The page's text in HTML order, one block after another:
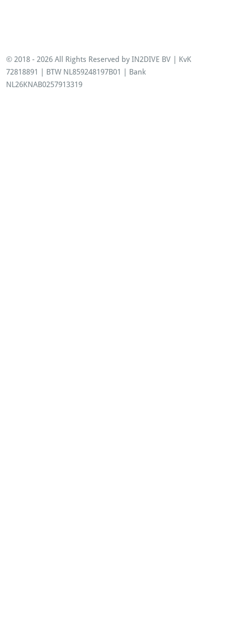
© 2018 - 2026 All Rights Reserved by IN2DIVE BV | KvK
72818891 | BTW NL859248197B01 | Bank
NL26KNAB0257913319